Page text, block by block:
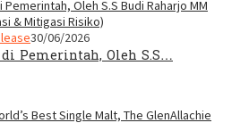
30/06/2026
Pemerintah, Oleh S.S…